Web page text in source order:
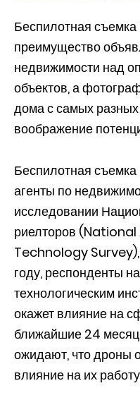
Беспилотная
преимущество
недвижимости над
объектов, а
дома с самых разных
воображение
Беспилотная
агенты по
исследовании
риелторов
Technology Survey),
году, респонденты
технологическим
окажет влияние на
ближайшие 24
ожидают, что дроны
влияние на их